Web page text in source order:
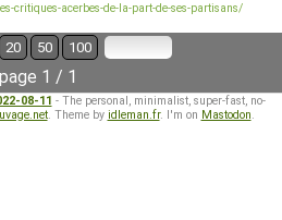
critiques-acerbes-de-la-part-de-ses-partisans/
20 50 100
page 1 / 1
08-11 - The personal, minimalist, super-fast, no-
. Theme by idleman.fr. I'm on Mastodon.